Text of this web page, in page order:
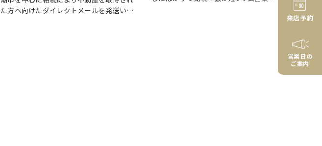
た方へ向けたダイレクトメールを発送いた
来店予約
営業日の
ご案内